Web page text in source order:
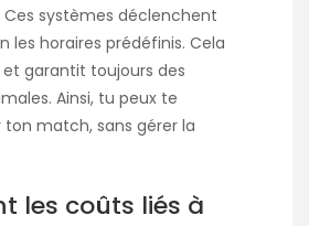
systèmes déclenchent
les horaires prédéfinis. Cela
garantit toujours des
Ainsi, tu peux te
match, sans gérer la
les coûts liés à